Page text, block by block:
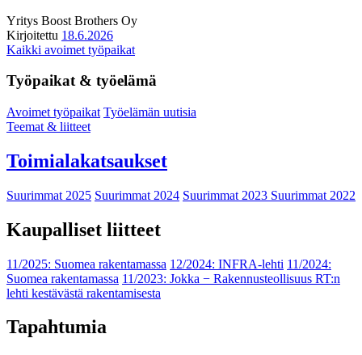
Yritys Boost Brothers Oy
Kirjoitettu 18.6.2026
Kaikki avoimet työpaikat
Työpaikat & työelämä
Avoimet työpaikat Työelämän uutisia
Teemat & liitteet
Toimialakatsaukset
Suurimmat 2025 Suurimmat 2024 Suurimmat 2023 Suurimmat 2022
Kaupalliset liitteet
11/2025: Suomea rakentamassa 12/2024: INFRA-lehti 11/2024:
Suomea rakentamassa 11/2023: Jokka − Rakennusteollisuus RT:n
lehti kestävästä rakentamisesta
Tapahtumia